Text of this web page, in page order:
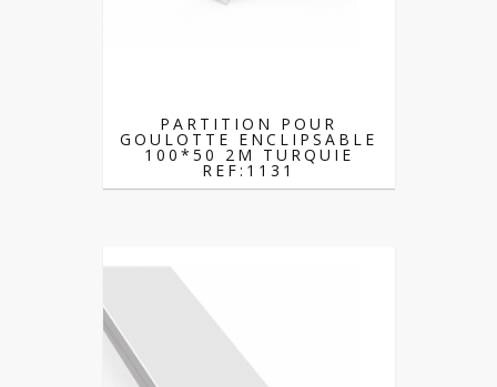
PARTITION POUR
GOULOTTE ENCLIPSABLE
100*50 2M TURQUIE
REF:1131